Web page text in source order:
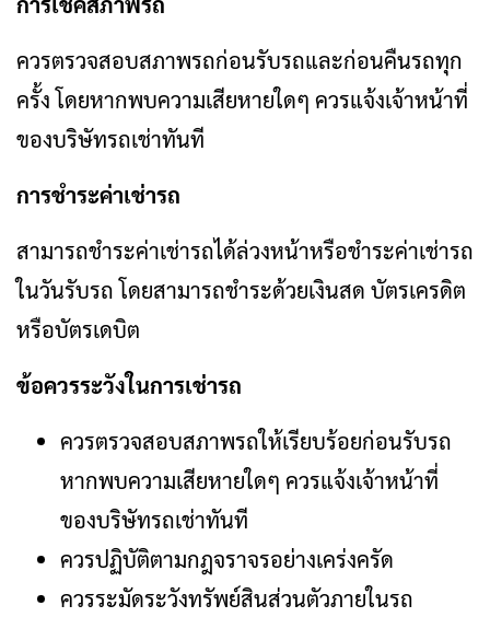
ควรตรวจสอบสภาพรถก่อนรับรถและก่อนคืนรถทุก
ครั้ง โดยหากพบความเสียหายใดๆ ควรแจ้งเจ้าหน้าที่
ของบริษัทรถเช่าทันที
การชำระค่าเช่ารถ
สามารถชำระค่าเช่ารถได้ล่วงหน้าหรือชำระค่าเช่ารถ
ในวันรับรถ โดยสามารถชำระด้วยเงินสด บัตรเครดิต
หรือบัตรเดบิต
ข้อควรระวังในการเช่ารถ
ควรตรวจสอบสภาพรถให้เรียบร้อยก่อนรับรถ
หากพบความเสียหายใดๆ ควรแจ้งเจ้าหน้าที่
ของบริษัทรถเช่าทันที
ควรปฏิบัติตามกฎจราจรอย่างเคร่งครัด
ควรระมัดระวังทรัพย์สินส่วนตัวภายในรถ